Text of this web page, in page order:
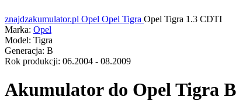
znajdzakumulator.pl Opel Opel Tigra Opel Tigra 1.3 CDTI
Marka: Opel
Model: Tigra
Generacja: B
Rok produkcji: 06.2004 - 08.2009
Akumulator do Opel Tigra